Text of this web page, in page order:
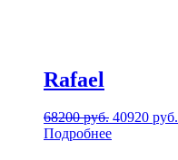
Rafael
68200руб. 40920 руб.
Подробнее